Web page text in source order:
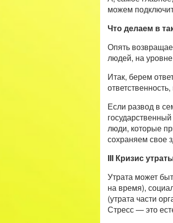
можем
Что делаем в
Опять
людей, на уровне
Итак, берем
Если развод в
люди, которые
сохраняем свое
III Кризис
Утрата может
на время),
(утрата части
Стресс — это